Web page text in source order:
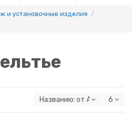
и установочные изделия
Названию: от А к Я 6